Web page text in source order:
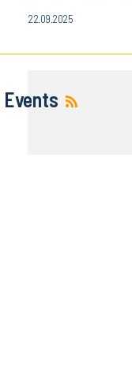
22.09.2025
Events